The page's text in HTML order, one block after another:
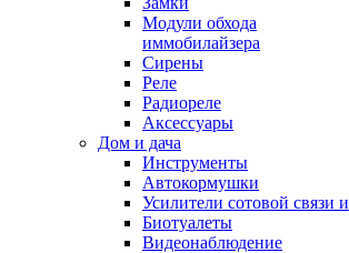
Модули обхода
иммобилайзера
Сирены
Реле
Радиореле
Аксессуары
Дом и дача
Инструменты
Автокормушки
Усилители сотовой связи
Биотуалеты
Видеонаблюдение